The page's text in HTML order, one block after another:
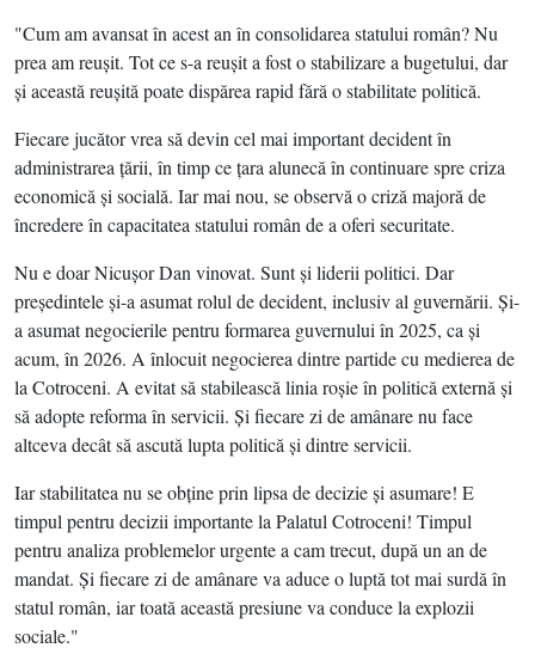
"Cum am avansat în acest an în consolidarea statului român? Nu
prea am reuşit. Tot ce s-a reuşit a fost o stabilizare a bugetului, dar
şi această reuşită poate dispărea rapid fără o stabilitate politică.
Fiecare jucător vrea să devin cel mai important decident în
administrarea ţării, în timp ce ţara alunecă în continuare spre criza
economică şi socială. Iar mai nou, se observă o criză majoră de
încredere în capacitatea statului român de a oferi securitate.
Nu e doar Nicuşor Dan vinovat. Sunt şi liderii politici. Dar
preşedintele şi-a asumat rolul de decident, inclusiv al guvernării. Şi-
a asumat negocierile pentru formarea guvernului în 2025, ca şi
acum, în 2026. A înlocuit negocierea dintre partide cu medierea de
la Cotroceni. A evitat să stabilească linia roşie în politică externă şi
să adopte reforma în servicii. Şi fiecare zi de amânare nu face
altceva decât să ascută lupta politică şi dintre servicii.
Iar stabilitatea nu se obţine prin lipsa de decizie şi asumare! E
timpul pentru decizii importante la Palatul Cotroceni! Timpul
pentru analiza problemelor urgente a cam trecut, după un an de
mandat. Şi fiecare zi de amânare va aduce o luptă tot mai surdă în
statul român, iar toată această presiune va conduce la explozii
sociale."